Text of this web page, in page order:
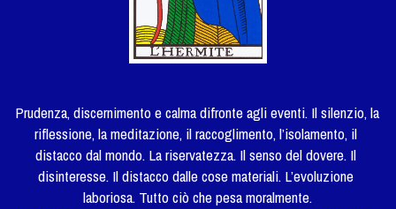
Prudenza, discernimento e calma difronte agli eventi. Il silenzio, la
riflessione, la meditazione, il raccoglimento, l’isolamento, il
distacco dal mondo. La riservatezza. Il senso del dovere. Il
disinteresse. Il distacco dalle cose materiali. L’evoluzione
laboriosa. Tutto ciò che pesa moralmente.